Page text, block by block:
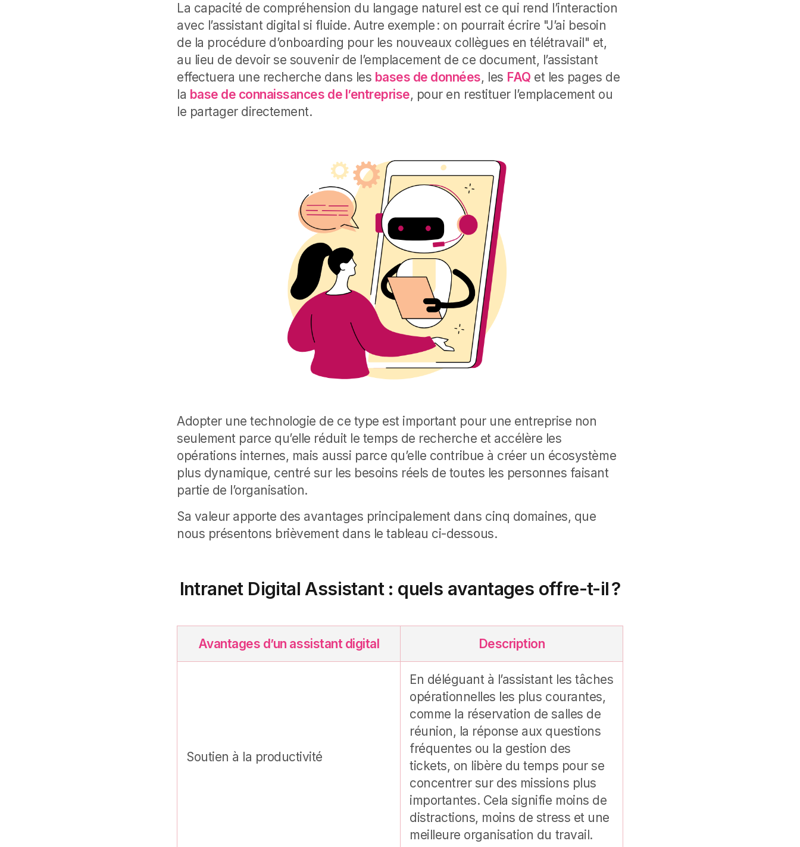
La capacité de compréhension du langage naturel est ce qui rend l’interaction
avec l’assistant digital si fluide. Autre exemple : on pourrait écrire "J’ai besoin
de la procédure d’onboarding pour les nouveaux collègues en télétravail" et,
au lieu de devoir se souvenir de l’emplacement de ce document, l’assistant
effectuera une recherche dans les bases de données, les FAQ et les pages de
la base de connaissances de l’entreprise, pour en restituer l’emplacement ou
le partager directement.
Adopter une technologie de ce type est important pour une entreprise non
seulement parce qu’elle réduit le temps de recherche et accélère les
opérations internes, mais aussi parce qu’elle contribue à créer un écosystème
plus dynamique, centré sur les besoins réels de toutes les personnes faisant
partie de l’organisation.
Sa valeur apporte des avantages principalement dans cinq domaines, que
nous présentons brièvement dans le tableau ci-dessous.
Intranet Digital Assistant : quels avantages offre-t-il ?
Avantages d’un assistant digital Description
Soutien à la productivité
En déléguant à l’assistant les tâches
opérationnelles les plus courantes,
comme la réservation de salles de
réunion, la réponse aux questions
fréquentes ou la gestion des
tickets, on libère du temps pourse
concentrer sur des missions plus
importantes. Cela signifie moins de
distractions, moins de stress et une
meilleure organisation du travail.